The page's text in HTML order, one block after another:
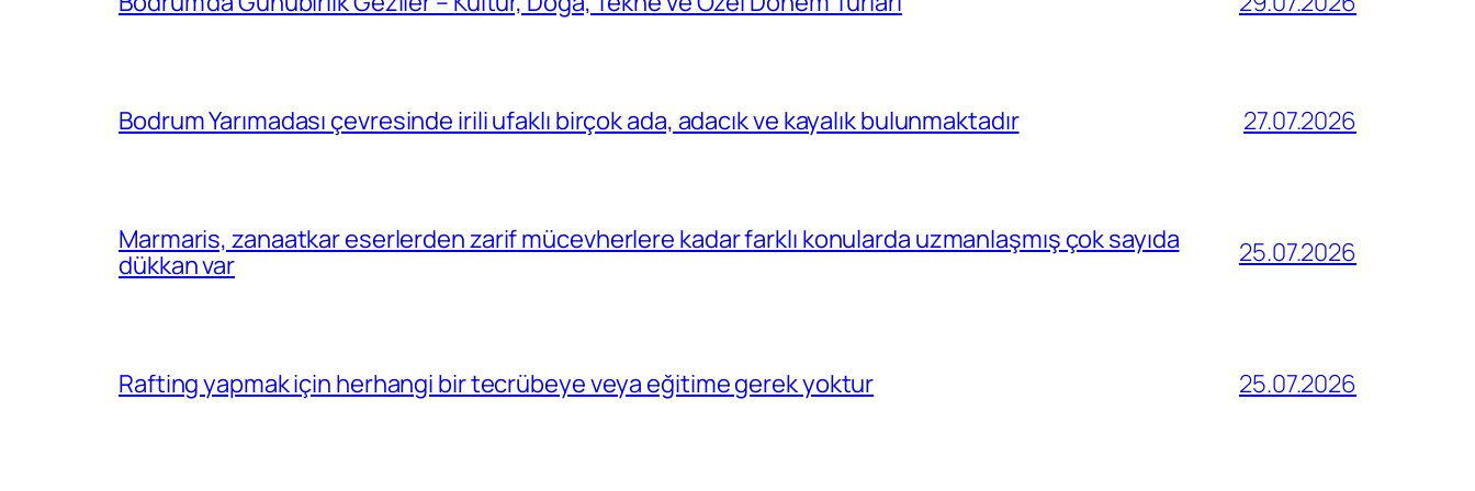
Bodrum Yarımadası çevresinde irili ufaklı birçok ada, adacık ve kayalık bulunmaktadır 27.07.2026
Marmaris, zanaatkar eserlerden zarif mücevherlere kadar farklı konularda uzmanlaşmış çok sayıda
dükkan var
25.07.2026
Rafting yapmak için herhangi bir tecrübeye veya eğitime gerek yoktur 25.07.2026